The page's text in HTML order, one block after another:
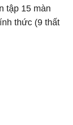
tập 15 màn
thức (9 thất